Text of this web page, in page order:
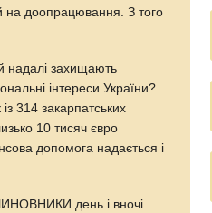
на доопрацювання. З того
надалі захищають
інтереси України?
314 закарпатських
10 тисяч євро
допомога надається і
день і вночі